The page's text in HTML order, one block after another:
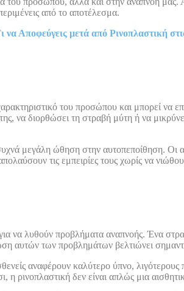
από το αποτέλεσμα.
να Αποφεύγεις μετά από Ρινοπλαστική
του προσώπου και μπορεί να
να διορθώσει τη στραβή μύτη ή να
μεγάλη ώθηση στην αυτοπεποίθηση. Οι
τις εμπειρίες τους χωρίς να
να λυθούν προβλήματα αναπνοής. Ένα
αυτών των προβλημάτων βελτιώνει
αναφέρουν καλύτερο ύπνο,
η ρινοπλαστική δεν είναι απλώς μια